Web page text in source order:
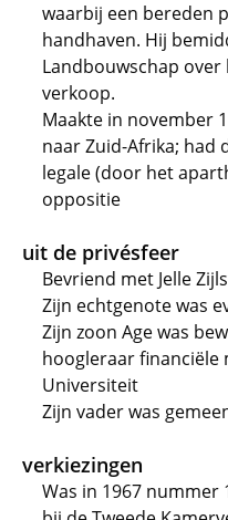
waarbij een bereden
handhaven. Hij
Landbouwschap
verkoop.
Maakte in november
naar Zuid-Afrika; had
legale (door het
oppositie
uit de privésfeer
Bevriend met Jelle
Zijn echtgenote was
Zijn zoon Age was
hoogleraar financiële
Universiteit
Zijn vader was
verkiezingen
Was in 1967 nummer